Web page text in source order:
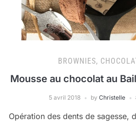
BROWNIES,
Mousse au chocolat au
5 avril 2018 by Christelle
Opération des dents de sagesse,